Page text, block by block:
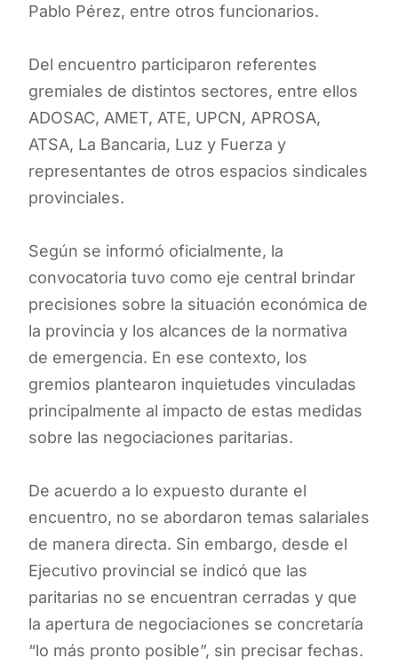
Pablo Pérez, entre otros funcionarios.
Del encuentro participaron referentes
gremiales de distintos sectores, entre ellos
ADOSAC, AMET, ATE, UPCN, APROSA,
ATSA, La Bancaria, Luz y Fuerza y
representantes de otros espacios sindicales
provinciales.
Según se informó oficialmente, la
convocatoria tuvo como eje central brindar
precisiones sobre la situación económica de
la provincia y los alcances de la normativa
de emergencia. En ese contexto, los
gremios plantearon inquietudes vinculadas
principalmente al impacto de estas medidas
sobre las negociaciones paritarias.
De acuerdo a lo expuesto durante el
encuentro, no se abordaron temas salariales
de manera directa. Sin embargo, desde el
Ejecutivo provincial se indicó que las
paritarias no se encuentran cerradas y que
la apertura de negociaciones se concretaría
“lo más pronto posible”, sin precisar fechas.